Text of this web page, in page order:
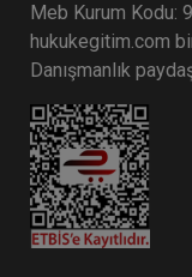
Meb Kurum Kodu:
hukukegitim.com
Danışmanlık